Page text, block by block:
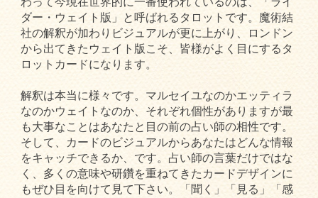
ダー・ウェイト版」と呼ばれるタロットです。魔術結
社の解釈が加わりビジュアルが更に上がり、ロンドン
から出てきたウェイト版こそ、皆様がよく目にするタ
ロットカードになります。
解釈は本当に様々です。マルセイユなのかエッティラ
なのかウェイトなのか、それぞれ個性がありますが最
も大事なことはあなたと目の前の占い師の相性です。
そして、カードのビジュアルからあなたはどんな情報
をキャッチできるか、です。占い師の言葉だけではな
く、多くの意味や研鑽を重ねてきたカードデザインに
もぜひ目を向けて見て下さい。「聞く」「見る」「感